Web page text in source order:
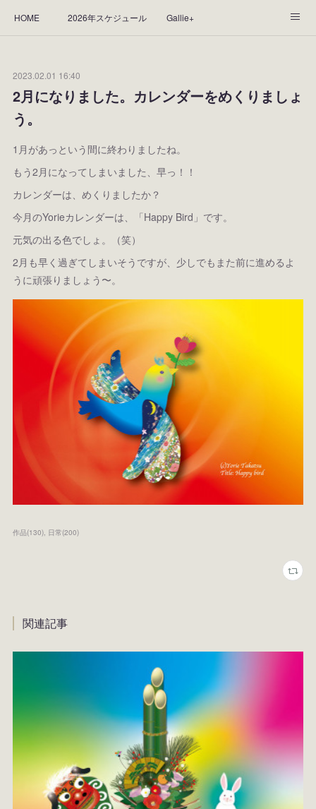
HOME 2026年スケジュール Gallie+
“Kasane Style Art”って？
ショップ 作品のレンタルについて 2025年足跡
2024年 の足跡 2023*足跡
2021あしあと 2020年あしあと 2019年足あと
2018年あしあと
2023.02.01 16:40
2月になりました。カレンダーをめくりましょ
う。
1月があっという間に終わりましたね。
もう2月になってしまいました、早っ！！
カレンダーは、めくりましたか？
今月のYorieカレンダーは、「Happy Bird」です。
元気の出る色でしょ。（笑）
2月も早く過ぎてしまいそうですが、少しでもまた前に進めるよ
うに頑張りましょう〜。
作品(130) 日常(200)
関連記事